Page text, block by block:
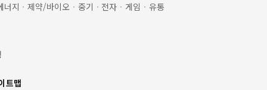
너지 · 제약/바이오 · 중기 · 전자 · 게임 · 유통
트맵